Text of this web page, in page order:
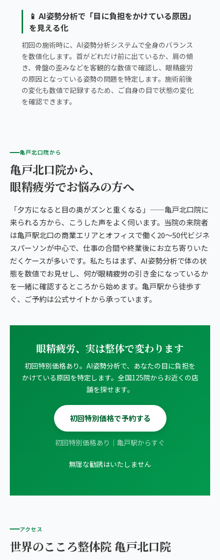
📱 AI姿勢分析で「目に負担をかけている原因」
を見える化
初回の施術時に、AI姿勢分析システムで全身のバランス
を数値化します。首がどれだけ前に出ているか、肩の傾
き、骨盤の歪みなどを客観的な数値で確認し、眼精疲労
の原因となっている姿勢の問題を特定します。施術前後
の変化も数値で記録するため、ご自身の目で状態の変化
を確認できます。
亀戸北口院から
亀戸北口院から、
眼精疲労でお悩みの方へ
「夕方になると目の奥がズンと重くなる」——亀戸北口院に
来られる方から、こうした声をよく伺います。当院の来院者
は亀戸駅北口の商業エリアとオフィスで働く20〜50代ビジネ
スパーソンが中心で、仕事の合間や終業後にお立ち寄りいた
だくケースが多いです。私たちはまず、AI姿勢分析で体の状
態を数値でお見せし、何が眼精疲労の引き金になっているか
を一緒に確認するところから始めます。亀戸駅から徒歩す
ぐ、ご予約は公式サイトから承っています。
眼精疲労、実は整体で変わります
初回特別価格あり。AI姿勢分析で、あなたの目に負担を
かけている原因を特定します。全国125院からお近くの店
舗を探せます。
初回特別価格で予約する
初回特別価格あり｜亀戸駅からすぐ
無理な勧誘はいたしません
アクセス
世界のこころ整体院 亀戸北口院